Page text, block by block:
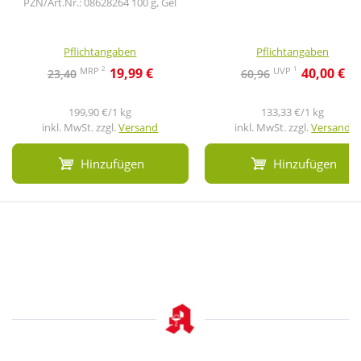
Pflichtangaben
23,40 MRP 2 19,99 €
199,90 €/1 kg
inkl. MwSt. zzgl.Versand
Hinzufügen
Pflichtangaben
60,96 UVP 1 40,00 €
133,33 €/1 kg
inkl. MwSt. zzgl.Versand
Hinzufügen